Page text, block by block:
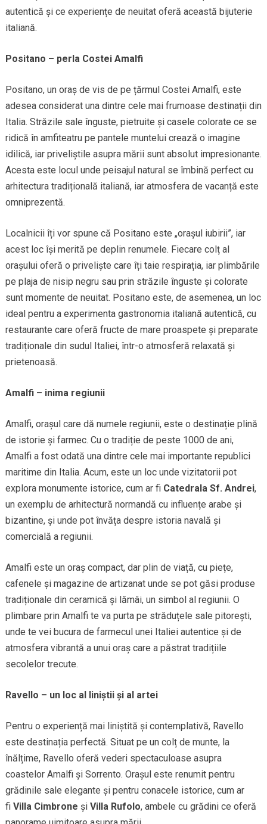
autentică și ce experiențe de neuitat oferă această bijuterie
italiană.
Positano – perla Costei Amalfi
Positano, un oraș de vis de pe țărmul Costei Amalfi, este
adesea considerat una dintre cele mai frumoase destinații din
Italia. Străzile sale înguste, pietruite și casele colorate ce se
ridică în amfiteatru pe pantele muntelui crează o imagine
idilică, iar priveliștile asupra mării sunt absolut impresionante.
Acesta este locul unde peisajul natural se îmbină perfect cu
arhitectura tradițională italiană, iar atmosfera de vacanță este
omniprezentă.
Localnicii îți vor spune că Positano este „orașul iubirii”, iar
acest loc își merită pe deplin renumele. Fiecare colț al
orașului oferă o priveliște care îți taie respirația, iar plimbările
pe plaja de nisip negru sau prin străzile înguste și colorate
sunt momente de neuitat. Positano este, de asemenea, un loc
ideal pentru a experimenta gastronomia italiană autentică, cu
restaurante care oferă fructe de mare proaspete și preparate
tradiționale din sudul Italiei, într-o atmosferă relaxată și
prietenoasă.
Amalfi – inima regiunii
Amalfi, orașul care dă numele regiunii, este o destinație plină
de istorie și farmec. Cu o tradiție de peste 1000 de ani,
Amalfi a fost odată una dintre cele mai importante republici
maritime din Italia. Acum, este un loc unde vizitatorii pot
explora monumente istorice, cum ar fi Catedrala Sf. Andrei,
un exemplu de arhitectură normandă cu influențe arabe și
bizantine, și unde pot învăța despre istoria navală și
comercială a regiunii.
Amalfi este un oraș compact, dar plin de viață, cu piețe,
cafenele și magazine de artizanat unde se pot găsi produse
tradiționale din ceramică și lămâi, un simbol al regiunii. O
plimbare prin Amalfi te va purta pe străduțele sale pitorești,
unde te vei bucura de farmecul unei Italiei autentice și de
atmosfera vibrantă a unui oraș care a păstrat tradițiile
secolelor trecute.
Ravello – un loc al liniștii și al artei
Pentru o experiență mai liniștită și contemplativă, Ravello
este destinația perfectă. Situat pe un colț de munte, la
înălțime, Ravello oferă vederi spectaculoase asupra
coastelor Amalfi și Sorrento. Orașul este renumit pentru
grădinile sale elegante și pentru conacele istorice, cum ar
fi Villa Cimbrone și Villa Rufolo, ambele cu grădini ce oferă